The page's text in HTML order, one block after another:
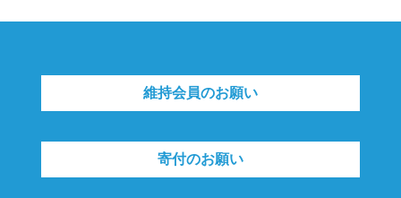
維持会員のお願い
寄付のお願い